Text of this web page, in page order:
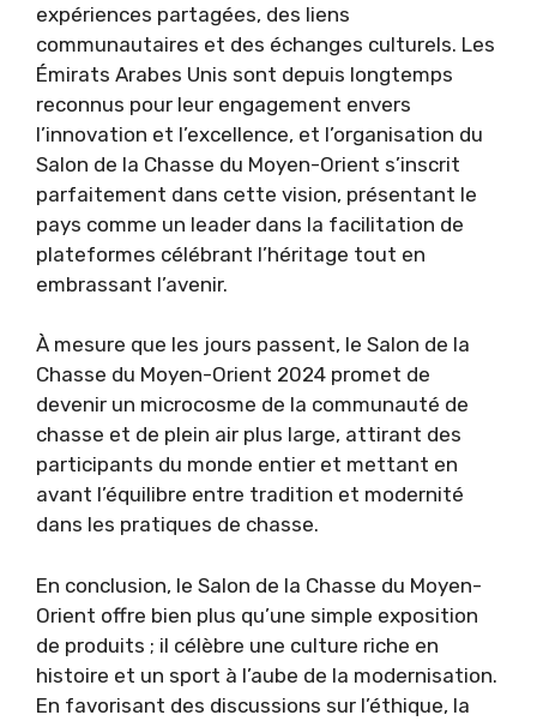
expériences partagées, des liens
communautaires et des échanges culturels. Les
Émirats Arabes Unis sont depuis longtemps
reconnus pour leur engagement envers
l’innovation et l’excellence, et l’organisation du
Salon de la Chasse du Moyen-Orient s’inscrit
parfaitement dans cette vision, présentant le
pays comme un leader dans la facilitation de
plateformes célébrant l’héritage tout en
embrassant l’avenir.
À mesure que les jours passent, le Salon de la
Chasse du Moyen-Orient 2024 promet de
devenir un microcosme de la communauté de
chasse et de plein air plus large, attirant des
participants du monde entier et mettant en
avant l’équilibre entre tradition et modernité
dans les pratiques de chasse.
En conclusion, le Salon de la Chasse du Moyen-
Orient offre bien plus qu’une simple exposition
de produits ; il célèbre une culture riche en
histoire et un sport à l’aube de la modernisation.
En favorisant des discussions sur l’éthique, la